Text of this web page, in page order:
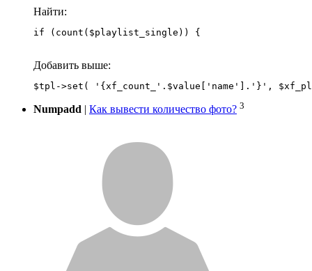
Найти:
if (count($playlist_single)) {
Добавить выше:
Numpadd | Как вывести количество фото? 3